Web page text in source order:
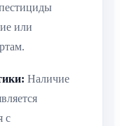
или
Наличие
с